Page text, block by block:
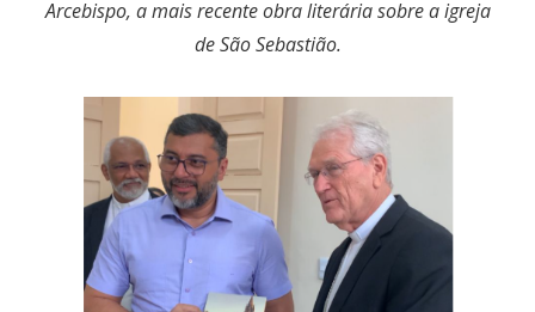
Arcebispo, a mais recente obra literária sobre a igreja
de São Sebastião.